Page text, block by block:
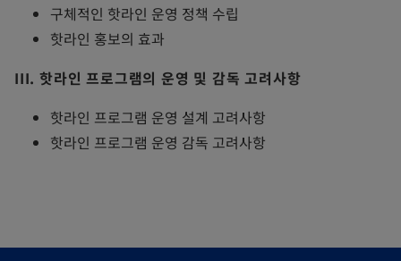
구체적인 핫라인 운영 정책 수립
핫라인 홍보의 효과
III. 핫라인 프로그램의 운영 및 감독 고려사항
핫라인 프로그램 운영 설계 고려사항
핫라인 프로그램 운영 감독 고려사항